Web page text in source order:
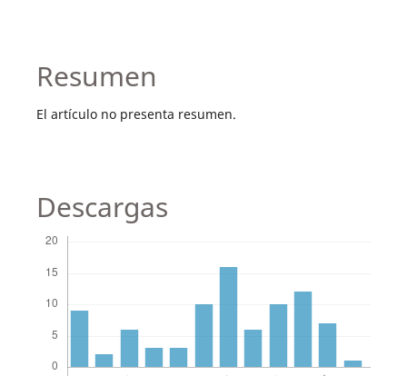
Resumen
El artículo no presenta resumen.
Descargas